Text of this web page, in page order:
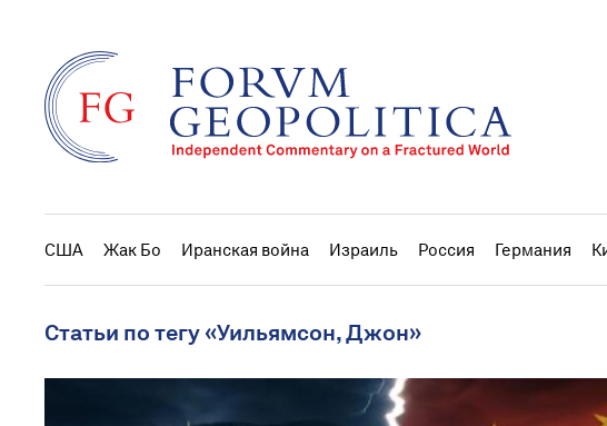
США Жак Бо Иранская война Израиль Россия Германия
Статьи по тегу «Уильямсон, Джон»